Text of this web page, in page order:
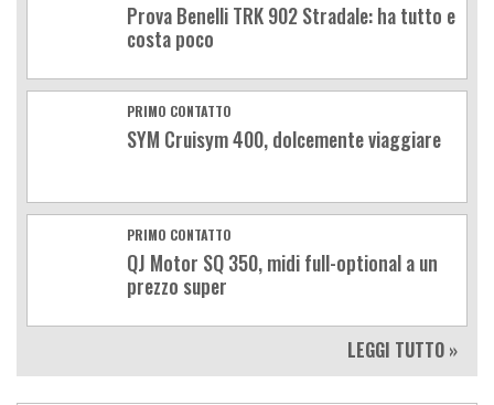
Prova Benelli TRK 902 Stradale: ha tutto e
costa poco
PRIMO CONTATTO
SYM Cruisym 400, dolcemente viaggiare
PRIMO CONTATTO
QJ Motor SQ 350, midi full-optional a un
prezzo super
LEGGI TUTTO »